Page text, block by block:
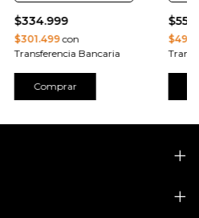
$334.999
$301.499con
Transferencia Bancaria
Comprar